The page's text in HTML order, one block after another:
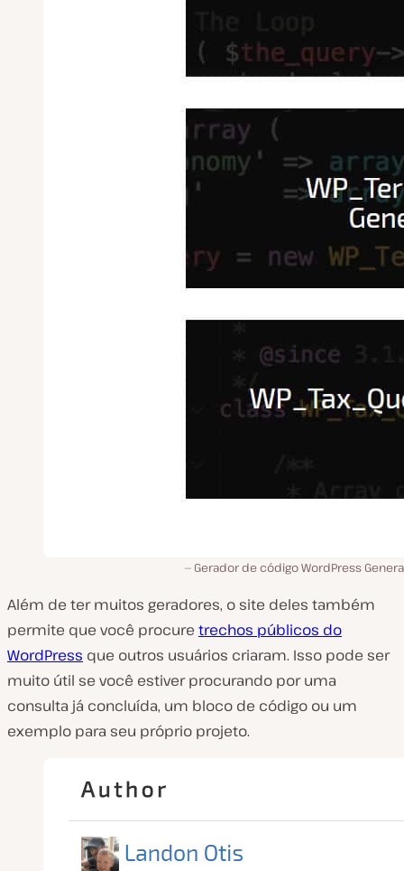
Gerador de código WordPress
Além de ter muitos geradores, o site deles também
permite que você procure trechos públicos do
WordPress que outros usuários criaram. Isso pode ser
muito útil se você estiver procurando por uma
consulta já concluída, um bloco de código ou um
exemplo para seu próprio projeto.